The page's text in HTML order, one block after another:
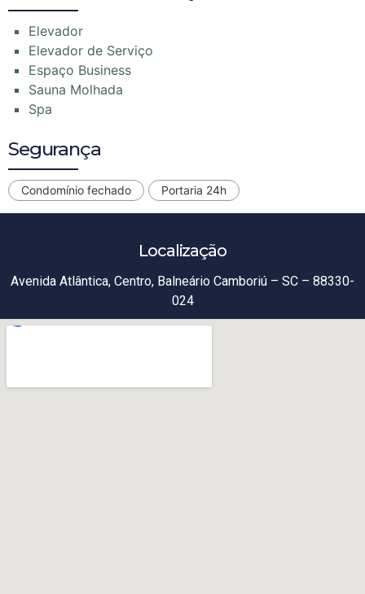
Elevador
Elevador de Serviço
Espaço Business
Sauna Molhada
Spa
Segurança
Condomínio fechado Portaria 24h
Localização
Avenida Atlântica, Centro, Balneário Camboriú – SC – 88330-
024